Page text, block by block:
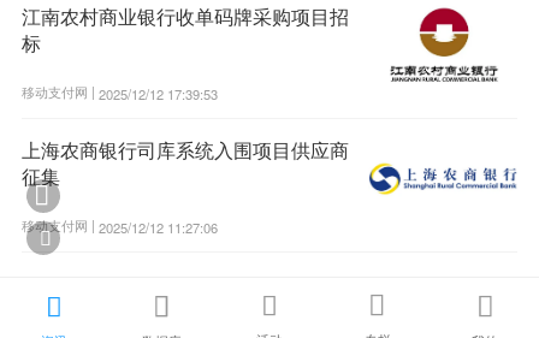
江南农村商业银行收单码牌采购项目招
标
移动支付网 | 2025/12/12 17:39:53
上海农商银行司库系统入围项目供应商
征集
移动支付网 | 2025/12/12 11:27:06
    

